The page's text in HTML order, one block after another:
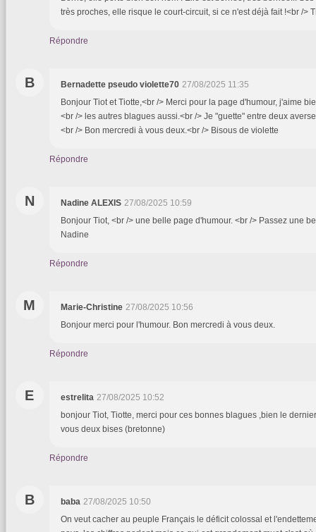
très proches, elle risque le court-circuit, si ce n'est déjà fait !<br />
Répondre
B Bernadette pseudo violette70 27/08/2025 11:35
Bonjour Tiot et Tiotte,<br /> Merci pour la page d'humour, j'aime
<br /> les autres blagues aussi.<br /> Je "guette" entre deux
<br /> Bon mercredi à vous deux.<br /> Bisous de violette
Répondre
N Nadine ALEXIS 27/08/2025 10:59
Bonjour Tiot, <br /> une belle page d'humour. <br /> Passez une
Nadine
Répondre
M Marie-Christine 27/08/2025 10:56
Bonjour merci pour l'humour. Bon mercredi à vous deux.
Répondre
E estrelita 27/08/2025 10:52
bonjour Tiot, Tiotte, merci pour ces bonnes blagues ,bien le
vous deux bises (bretonne)
Répondre
B baba 27/08/2025 10:50
On veut cacher au peuple Français le déficit colossal et